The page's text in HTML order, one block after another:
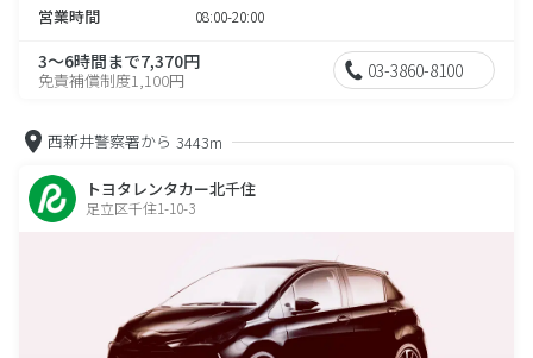
営業時間 08:00-20:00
3～6時間まで7,370円
免責補償制度1,100円 03-3860-8100
西新井警察署から 3443m
トヨタレンタカー北千住
足立区千住1-10-3